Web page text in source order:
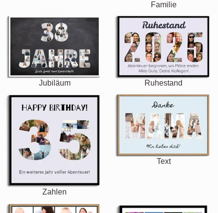
Familie
Jubiläum Ruhestand
Zahlen
Text